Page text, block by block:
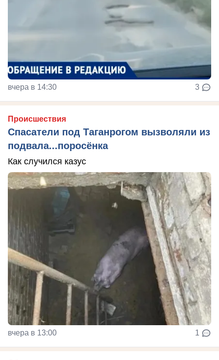
вчера в 14:30 3
Происшествия
Спасатели под Таганрогом вызволяли из
подвала...поросёнка
Как случился казус
вчера в 13:00 1